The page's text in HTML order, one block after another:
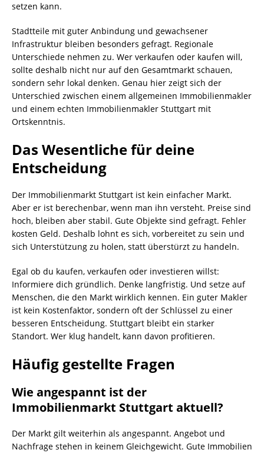
setzen kann.
Stadtteile mit guter Anbindung und gewachsener
Infrastruktur bleiben besonders gefragt. Regionale
Unterschiede nehmen zu. Wer verkaufen oder kaufen will,
sollte deshalb nicht nur auf den Gesamtmarkt schauen,
sondern sehr lokal denken. Genau hier zeigt sich der
Unterschied zwischen einem allgemeinen Immobilienmakler
und einem echten Immobilienmakler Stuttgart mit
Ortskenntnis.
Das Wesentliche für deine
Entscheidung
Der Immobilienmarkt Stuttgart ist kein einfacher Markt.
Aber er ist berechenbar, wenn man ihn versteht. Preise sind
hoch, bleiben aber stabil. Gute Objekte sind gefragt. Fehler
kosten Geld. Deshalb lohnt es sich, vorbereitet zu sein und
sich Unterstützung zu holen, statt überstürzt zu handeln.
Egal ob du kaufen, verkaufen oder investieren willst:
Informiere dich gründlich. Denke langfristig. Und setze auf
Menschen, die den Markt wirklich kennen. Ein guter Makler
ist kein Kostenfaktor, sondern oft der Schlüssel zu einer
besseren Entscheidung. Stuttgart bleibt ein starker
Standort. Wer klug handelt, kann davon profitieren.
Häufig gestellte Fragen
Wie angespannt ist der
Immobilienmarkt Stuttgart aktuell?
Der Markt gilt weiterhin als angespannt. Angebot und
Nachfrage stehen in keinem Gleichgewicht. Gute Immobilien